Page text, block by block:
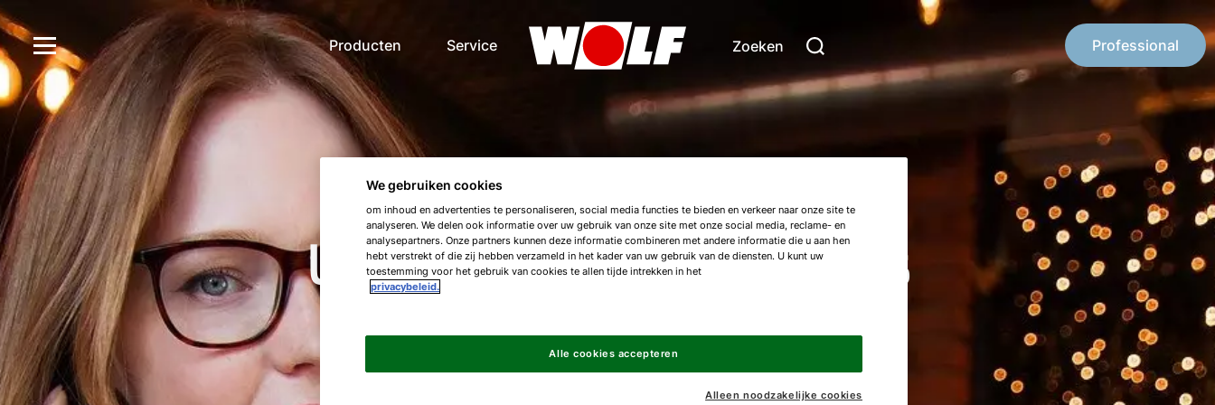
Producten Service Zoeken Professional
Uw suggesties voor ons
We gebruiken cookies
om inhoud en advertenties te personaliseren, social media functies te bieden en verkeer naar onze site te
analyseren. We delen ook informatie over uw gebruik van onze site met onze social media, reclame- en
analysepartners. Onze partners kunnen deze informatie combineren met andere informatie die u aan hen
hebt verstrekt of die zij hebben verzameld in het kader van uw gebruik van de diensten. U kunt uw
toestemming voor het gebruik van cookies te allen tijde intrekken in het
privacybeleid.
Alleen noodzakelijke cookies
Alle cookies accepteren